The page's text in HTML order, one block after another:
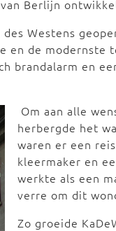
Berlijn
Westens
en de modernste
en
Om aan alle
herbergde het
waren er een
kleermaker en
werkte als een
verre om dit
Zo groeide